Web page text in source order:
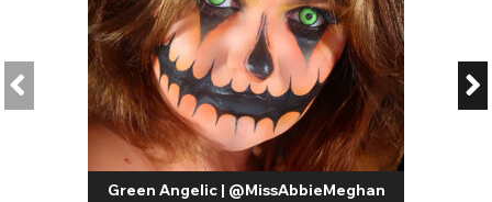
Green Angelic | @MissAbbieMeghan